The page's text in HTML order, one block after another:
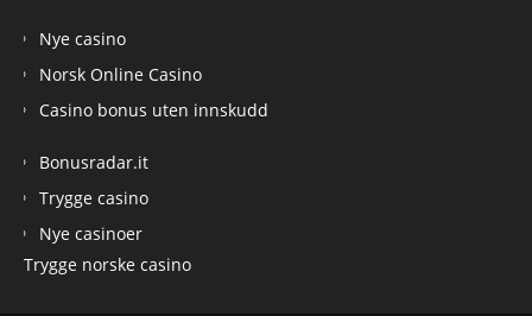
Nye casino
Norsk Online Casino
Casino bonus uten innskudd
Bonusradar.it
Trygge casino
Nye casinoer
Trygge norske casino